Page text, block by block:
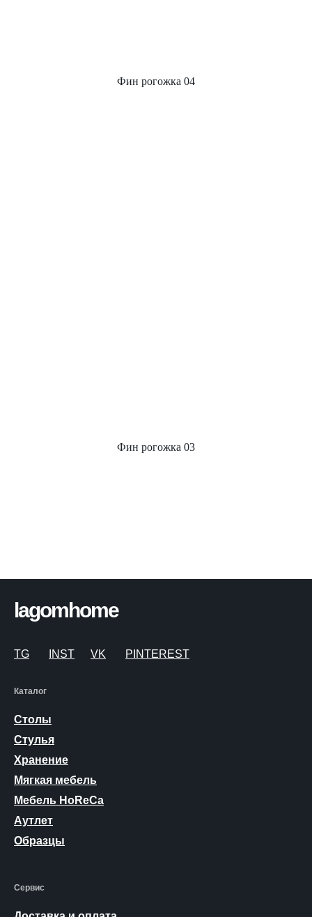
Фин рогожка 04
Фин рогожка 03
lagomhome
Каталог
Столы
Стулья
Хранение
Мягкая мебель
Мебель HoReCa
Аутлет
Образцы
Сервис
TG INST VK PINTEREST